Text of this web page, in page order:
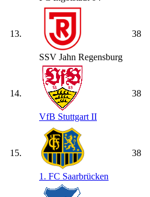
13.
SSV Jahn Regensburg
38
14.
VfB Stuttgart II
38
15.
1. FC Saarbrücken
38